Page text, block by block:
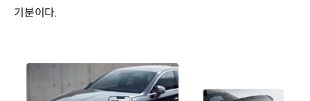
기분이다.